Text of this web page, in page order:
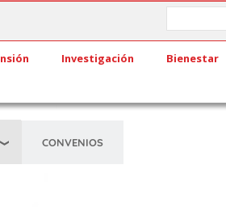
Investigación Bienestar
CONVENIOS